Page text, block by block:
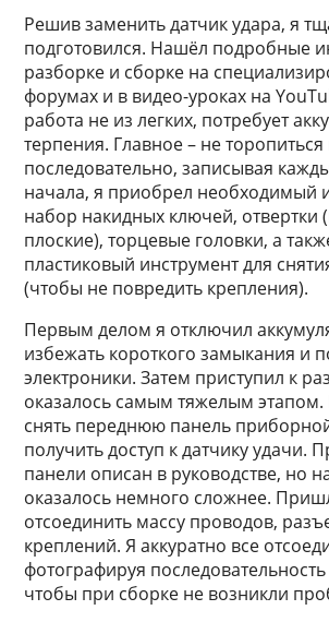
Решив заменить датчик удара, я
подготовился. Нашёл подробные
разборке и сборке на
форумах и в видео-уроках на
работа не из легких, потребует
терпения. Главное – не торопиться
последовательно, записывая
начала, я приобрел необходимый
набор накидных ключей, отвертки
плоские), торцевые головки, а
пластиковый инструмент для
(чтобы не повредить крепления).
Первым делом я отключил
избежать короткого замыкания и
электроники. Затем приступил к
оказалось самым тяжелым
снять переднюю панель
получить доступ к датчику удачи.
панели описан в руководстве, но
оказалось немного сложнее.
отсоединить массу проводов,
креплений. Я аккуратно все
фотографируя
чтобы при сборке не возникли